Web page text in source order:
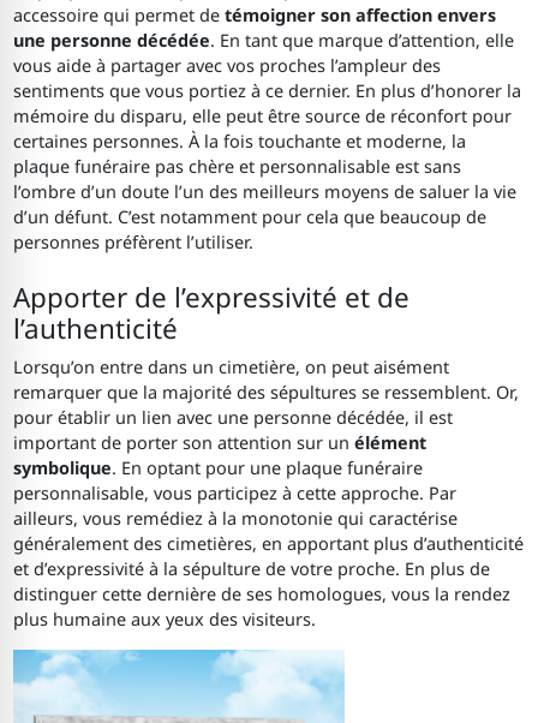
accessoire qui permet detémoigner son affection envers
une personne décédée. En tant que marque d’attention, elle
vous aide à partager avec vos proches l’ampleur des
sentiments que vous portiez à ce dernier. En plus d’honorer la
mémoire du disparu, elle peut être source de réconfort pour
certaines personnes. À la fois touchante et moderne, la
plaque funéraire pas chère et personnalisable est sans
l’ombre d’un doute l’un des meilleurs moyens de saluer la vie
d’un défunt. C’est notamment pour cela que beaucoup de
personnes préfèrent l’utiliser.
Apporter de l’expressivité et de
l’authenticité
Lorsqu’on entre dans un cimetière, on peut aisément
remarquer que la majorité des sépultures se ressemblent. Or,
pour établir un lien avec une personne décédée, il est
important de porter son attention sur unélément
symbolique. En optant pour une plaque funéraire
personnalisable, vous participez à cette approche. Par
ailleurs, vous remédiez à la monotonie qui caractérise
généralement des cimetières, en apportant plus d’authenticité
et d’expressivité à la sépulture de votre proche. En plus de
distinguer cette dernière de ses homologues, vous la rendez
plus humaine aux yeux des visiteurs.